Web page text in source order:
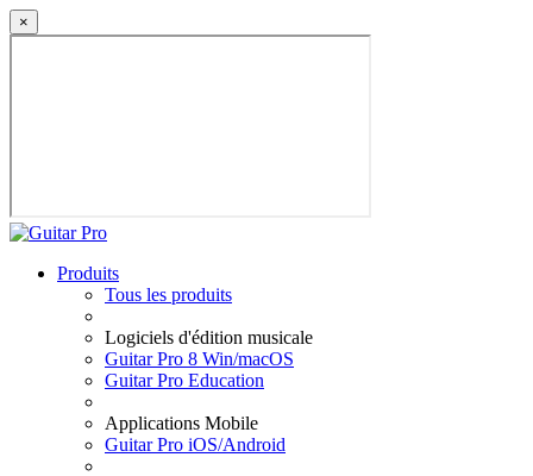
×
Produits
Tous les produits
Logiciels d'édition musicale
Guitar Pro 8 Win/macOS
Guitar Pro Education
Applications Mobile
Guitar Pro iOS/Android